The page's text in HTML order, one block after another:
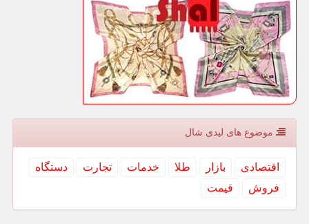
موضوع های لیدی شال
اقتصادی بازار طلا خدمات تجارت
دستگاه
فروش
قیمت